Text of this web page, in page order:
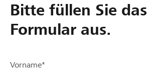
Bitte füllen Sie das
Formular aus.
Vorname*